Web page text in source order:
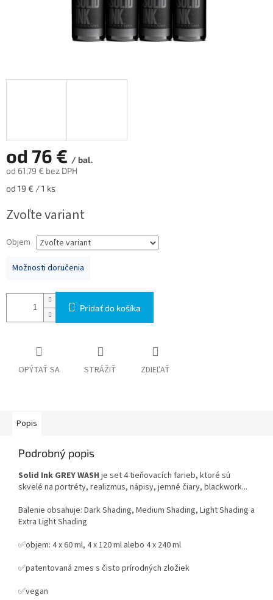
od 76 € / bal.
od 61,79 € bez DPH
Jednotková
od 19 € / 1 ks
Zvoľte variant
Objem
Možnosti doručenia
Pridať do košíka
OPÝTAŤ SA STRÁŽIŤ ZDIEĽAŤ
Popis
Podrobný popis
Solid Ink GREY WASH je set 4 tieňovacích farieb, ktoré sú
skvelé na portréty, realizmus, nápisy, jemné čiary, blackwork...
Balenie obsahuje: Dark Shading, Medium Shading, Light Shading a
Extra Light Shading
✅objem: 4 x 60 ml, 4 x 120 ml alebo 4 x 240 ml
✅patentovaná zmes s čisto prírodných zložiek
✅vegan